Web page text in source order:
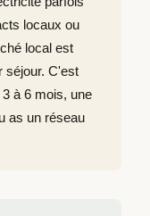
locaux ou
local est
séjour. C'est
à 6 mois, une
as un réseau